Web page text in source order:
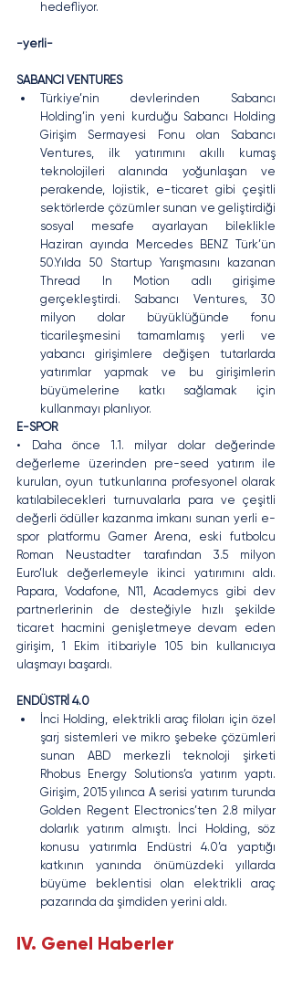
hedefliyor.
-yerli-
SABANCI VENTURES
Türkiye’nin devlerinden Sabancı
Holding’in yeni kurduğu Sabancı Holding
Girişim Sermayesi Fonu olan Sabancı
Ventures, ilk yatırımını akıllı kumaş
teknolojileri alanında yoğunlaşan ve
perakende, lojistik, e-ticaret gibi çeşitli
sektörlerde çözümler sunan ve geliştirdiği
sosyal mesafe ayarlayan bileklikle
Haziran ayında Mercedes BENZ Türk’ün
50.Yılda 50 Startup Yarışmasını kazanan
Thread In Motion adlı girişime
gerçekleştirdi. Sabancı Ventures, 30
milyon dolar büyüklüğünde fonu
ticarileşmesini tamamlamış yerli ve
yabancı girişimlere değişen tutarlarda
yatırımlar yapmak ve bu girişimlerin
büyümelerine katkı sağlamak için
kullanmayı planlıyor.
E-SPOR
• Daha önce 1.1. milyar dolar değerinde
değerleme üzerinden pre-seed yatırım ile
kurulan, oyun tutkunlarına profesyonel olarak
katılabilecekleri turnuvalarla para ve çeşitli
değerli ödüller kazanma imkanı sunan yerli e-
spor platformu Gamer Arena, eski futbolcu
Roman Neustadter tarafından 3.5 milyon
Euro’luk değerlemeyle ikinci yatırımını aldı.
Papara, Vodafone, N11, Academycs gibi dev
partnerlerinin de desteğiyle hızlı şekilde
ticaret hacmini genişletmeye devam eden
girişim, 1 Ekim itibariyle 105 bin kullanıcıya
ulaşmayı başardı.
ENDÜSTRİ 4.0
İnci Holding, elektrikli araç filoları için özel
şarj sistemleri ve mikro şebeke çözümleri
sunan ABD merkezli teknoloji şirketi
Rhobus Energy Solutions’a yatırım yaptı.
Girişim, 2015 yılınca A serisi yatırım turunda
Golden Regent Electronics’ten 2.8 milyar
dolarlık yatırım almıştı. İnci Holding, söz
konusu yatırımla Endüstri 4.0’a yaptığı
katkının yanında önümüzdeki yıllarda
büyüme beklentisi olan elektrikli araç
pazarında da şimdiden yerini aldı.
IV. Genel Haberler